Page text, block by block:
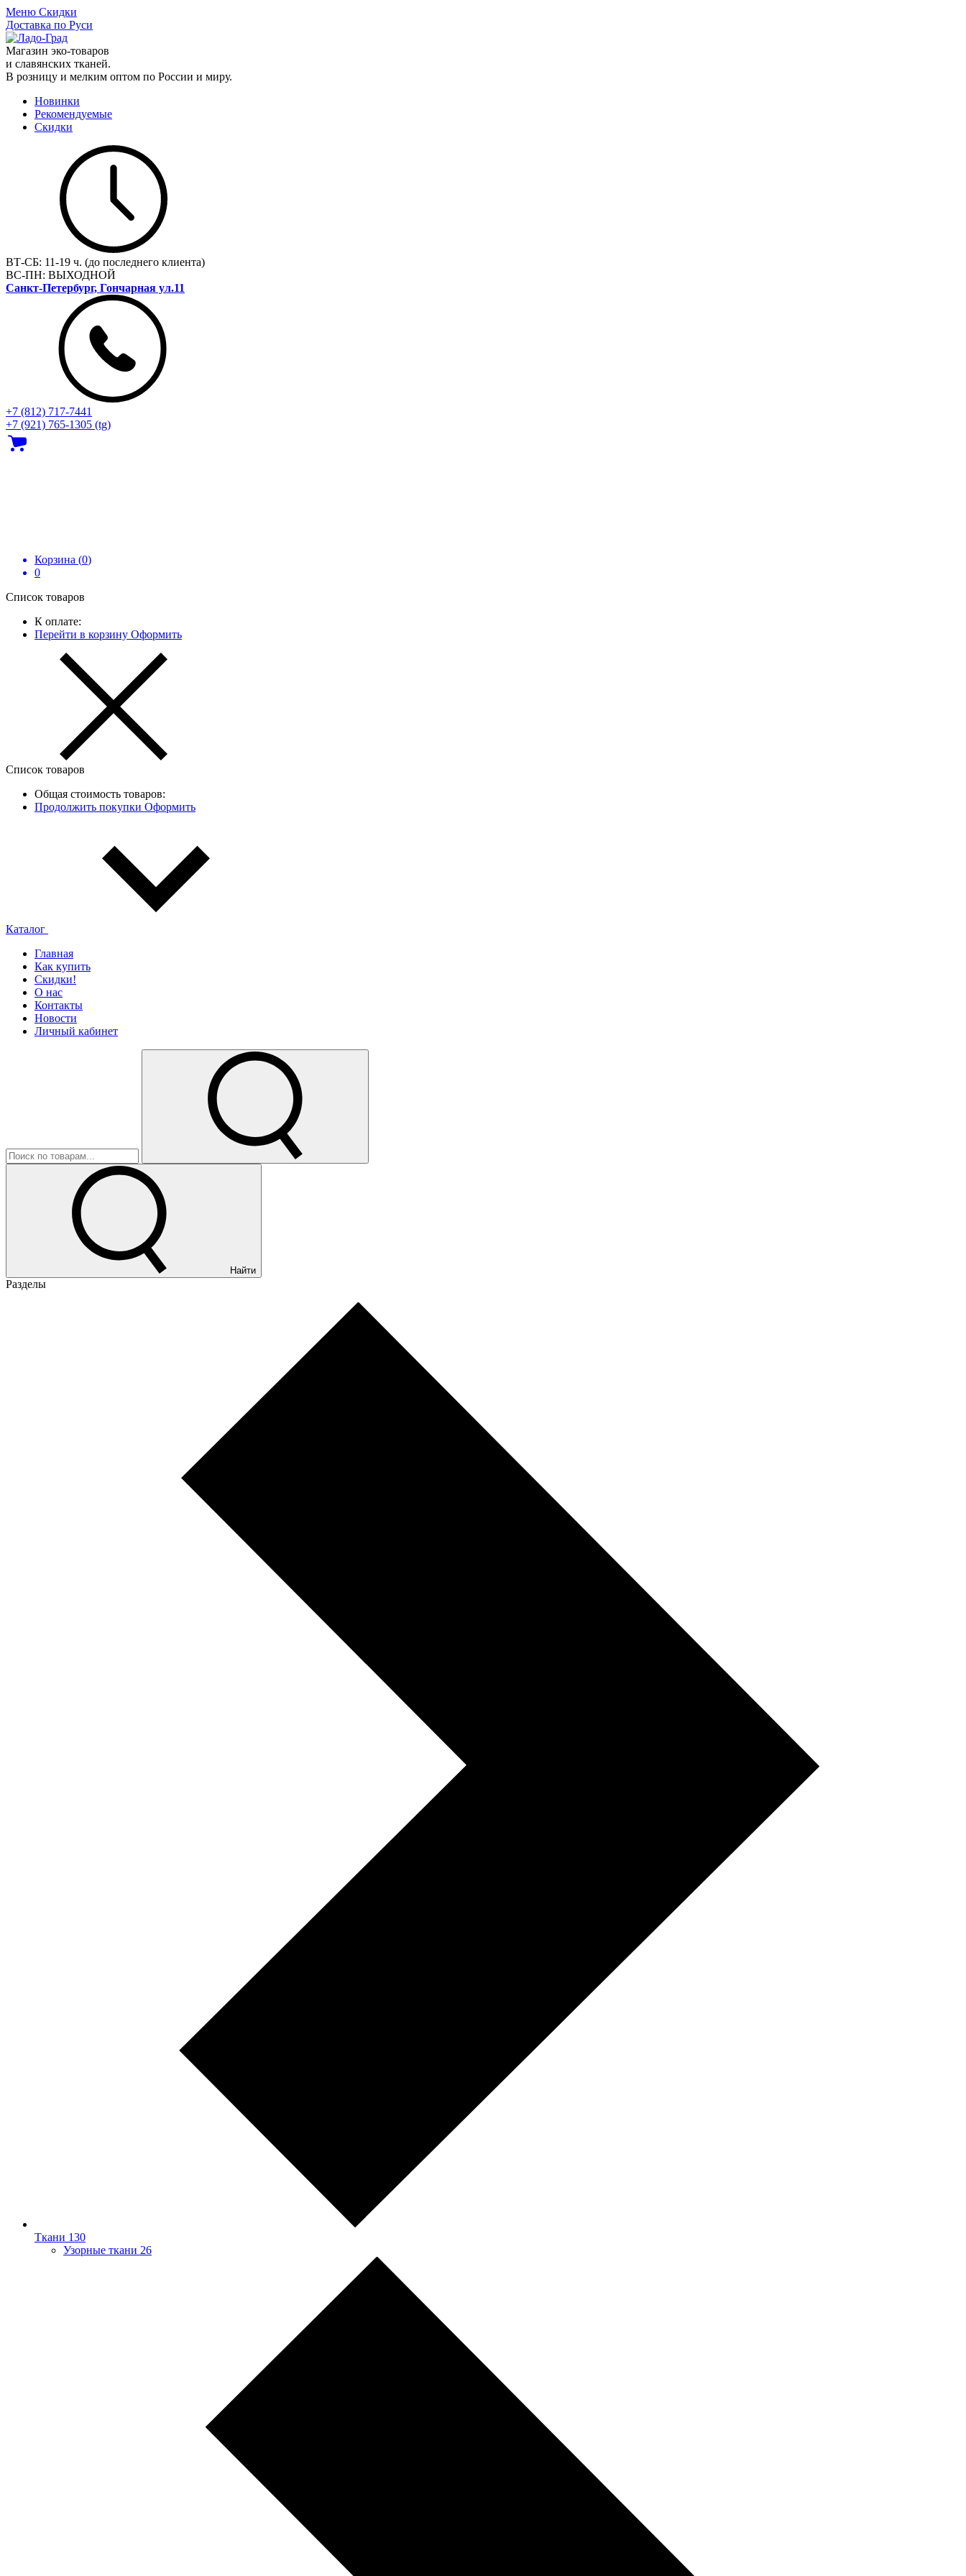
Меню Скидки
Доставка по Руси
Магазин эко-товаров
и славянских тканей.
В розницу и мелким оптом по России и миру.
Новинки
Рекомендуемые
Скидки
ВТ-СБ: 11-19 ч. (до последнего клиента)
ВС-ПН: ВЫХОДНОЙ
Санкт-Петербург, Гончарная ул.11
+7 (812) 717‑7441
+7 (921) 765-1305 (tg)
Корзина (0)
0
Список товаров
К оплате:
Перейти в корзину Оформить
Список товаров
Общая стоимость товаров:
Продолжить покупки Оформить
Каталог
Главная
Как купить
Скидки!
О нас
Контакты
Новости
Личный кабинет
Найти
Разделы
Ткани 130
Узорные ткани 26